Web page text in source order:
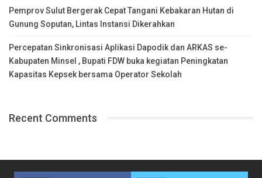
Pemprov Sulut Bergerak Cepat Tangani Kebakaran Hutan di
Gunung Soputan, Lintas Instansi Dikerahkan
Percepatan Sinkronisasi Aplikasi Dapodik dan ARKAS se-
Kabupaten Minsel , Bupati FDW buka kegiatan Peningkatan
Kapasitas Kepsek bersama Operator Sekolah
Recent Comments